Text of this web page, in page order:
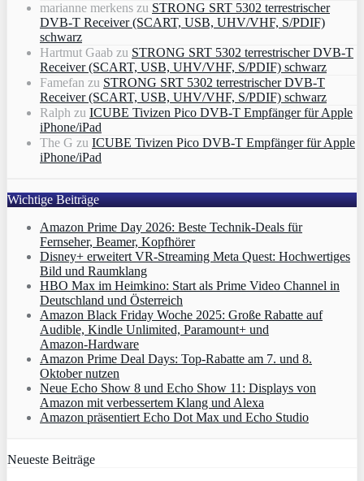
marianne merkens zu STRONG SRT 5302 terrestrischer
DVB-T Receiver (SCART, USB, UHV/VHF, S/PDIF)
schwarz
Hartmut Gaab zu STRONG SRT 5302 terrestrischer DVB-T
Receiver (SCART, USB, UHV/VHF, S/PDIF) schwarz
Famefan zu STRONG SRT 5302 terrestrischer DVB-T
Receiver (SCART, USB, UHV/VHF, S/PDIF) schwarz
Ralph zu ICUBE Tivizen Pico DVB-T Empfänger für Apple
iPhone/iPad
The G zu ICUBE Tivizen Pico DVB-T Empfänger für Apple
iPhone/iPad
Wichtige Beiträge
Amazon Prime Day 2026: Beste Technik-Deals für
Fernseher, Beamer, Kopfhörer
Disney+ erweitert VR‑Streaming Meta Quest: Hochwertiges
Bild und Raumklang
HBO Max im Heimkino: Start als Prime Video Channel in
Deutschland und Österreich
Amazon Black Friday Woche 2025: Große Rabatte auf
Audible, Kindle Unlimited, Paramount+ und
Amazon‑Hardware
Amazon Prime Deal Days: Top-Rabatte am 7. und 8.
Oktober nutzen
Neue Echo Show 8 und Echo Show 11: Displays von
Amazon mit verbessertem Klang und Alexa
Amazon präsentiert Echo Dot Max und Echo Studio
Neueste Beiträge